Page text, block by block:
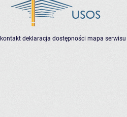
kontakt deklaracja dostępności mapa serwisu